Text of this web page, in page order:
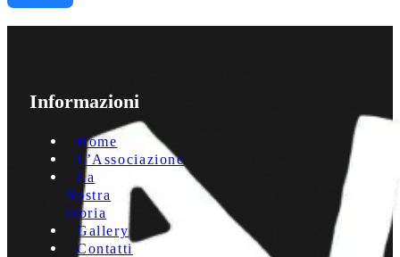
Informazioni
Home
L’Associazione
La
Nostra
Storia
Gallery
Contatti